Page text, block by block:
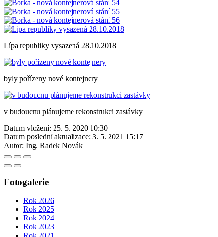
Lípa republiky vysazená 28.10.2018
byly pořízeny nové kontejnery
v budoucnu plánujeme rekonstrukci zastávky
Datum vložení: 25. 5. 2020 10:30
Datum poslední aktualizace: 3. 5. 2021 15:17
Autor: Ing. Radek Novák
Fotogalerie
Rok 2026
Rok 2025
Rok 2024
Rok 2023